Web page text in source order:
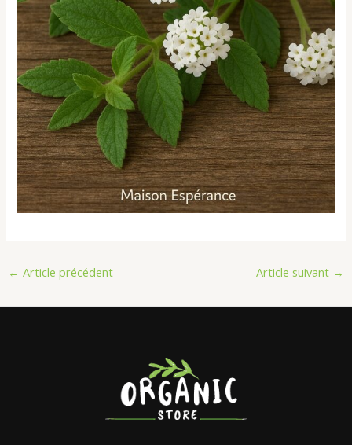
← Article précédent Article suivant →